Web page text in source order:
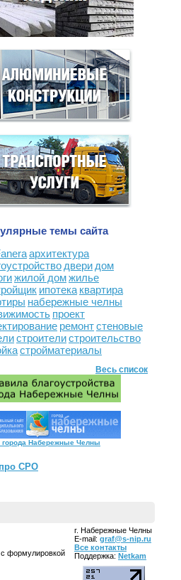
темы сайта
архитектура
двери дом
жилой домжилье
ипотека квартира
набережные челны
проект
ремонтстеновые
строителистроительство
стройматериалы
Весь список
города Набережные Челны
СРО
формулировкой
г. Набережные Челны
E-mail: graf@s-nip.ru
Все контакты
Поддержка: Netkam